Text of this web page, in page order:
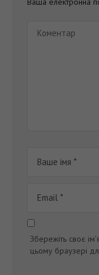
Збережіть своє
цьому браузері